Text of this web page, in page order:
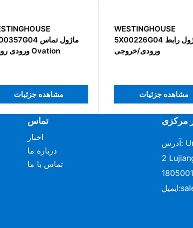
WESTINGHOUSE
5X00226G04 ماژول رابط
ورودی/خروجی
تماس
اخبار
درباره ما
تماس با ما
مرکزی
آدرس: Unit 1503-4 Building B Diamond Coast, No.96-
2
ایمیل: